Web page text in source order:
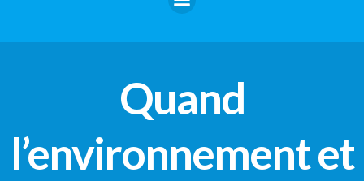
Quand
l’environnement et